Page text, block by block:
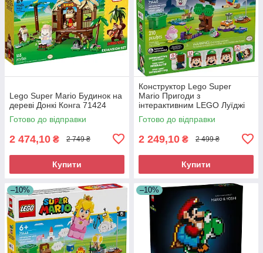
Lego Super Mario Будинок на
дереві Донкі Конга 71424
Готово до відправки
2 474,10 ₴ 2 749 ₴
Купити
Конструктор Lego Super
Mario Пригоди з
інтерактивним LEGO Луїджі
71440
Готово до відправки
2 249,10 ₴ 2 499 ₴
Купити
–10% –10%